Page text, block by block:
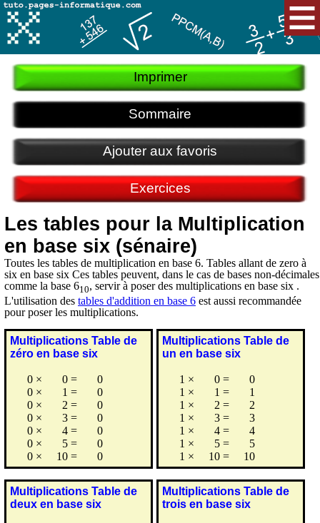
Imprimer
Sommaire
Ajouter aux favoris
Exercices
Les tables pour la Multiplication
en base six (sénaire)
Toutes les tables de multiplication en base 6. Tables allant de zero à
six en base six Ces tables peuvent, dans le cas de bases non-décimales
comme la base 610, servir à poser des multiplications en base six .
L'utilisation des tables d'addition en base 6 est aussi recommandée
pour poser les multiplications.
Multiplications Table de
zéro en base six
0 × 0 =
0
0 × 1 =
0
0 × 2 =
0
0 × 3 =
0
0 × 4 =
0
0 × 5 =
0
0 × 10 = 0
Multiplications Table de
un en base six
1 × 0 =
0
1 × 1 =
1
1 × 2 =
2
1 × 3 =
3
1 × 4 =
4
1 × 5 =
5
1 × 10 = 10
Multiplications Table de
deux en base six
Multiplications Table de
trois en base six